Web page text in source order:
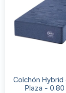
Colchón Hybrid
Plaza -